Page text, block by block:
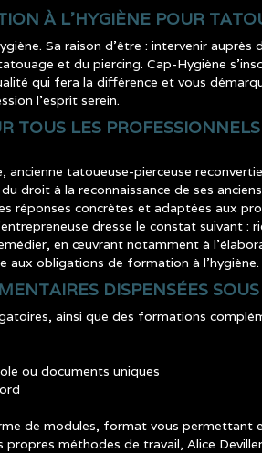
À L’HYGIÈNE POUR
Sa raison d’être : intervenir auprès
et du piercing. Cap-Hygiène
qui fera la différence et vous
l’esprit serein.
TOUS LES
tatoueuse-pierceuse
à la reconnaissance de ses
réponses concrètes et adaptées aux
dresse le constat suivant :
en œuvrant notamment à
aux obligations de formation à l’hygiène.
DISPENSÉES
ainsi que des formations
ou documents uniques
de modules, format vous permettant
méthodes de travail, Alice